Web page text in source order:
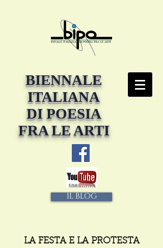
BIENNALE
ITALIANA
DI POESIA
FRA LE ARTI
IL BLOG
LA FESTA E LA PROTESTA